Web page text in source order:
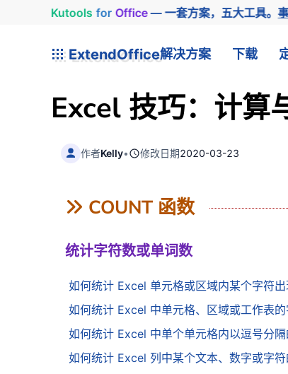
Kutools for Office— 一套方案，五大工具。
ExtendOffice解决方案 下载
Excel 技巧：计算
作者Kelly• 修改日期2020-03-23
COUNT 函数
统计字符数或单词数
如何统计 Excel 单元格或区域内某个字符出
如何统计 Excel 中单元格、区域或工作表的
如何统计 Excel 中单个单元格内以逗号分隔
如何统计 Excel 列中某个文本、数字或字符